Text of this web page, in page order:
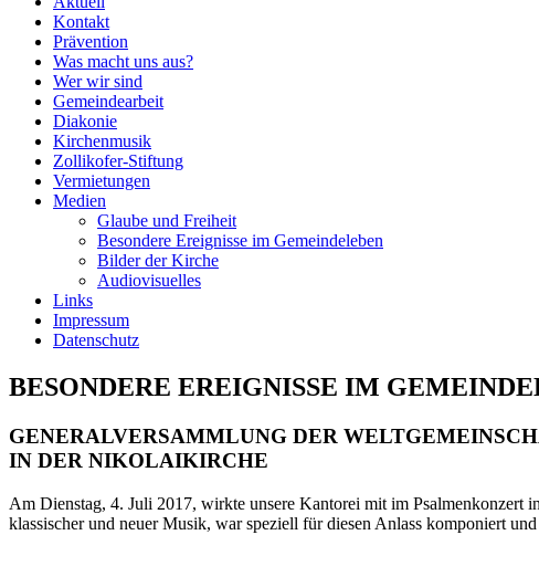
Kontakt
Prävention
Was macht uns aus?
Wer wir sind
Gemeindearbeit
Diakonie
Kirchenmusik
Zollikofer-Stiftung
Vermietungen
Medien
Glaube und Freiheit
Besondere Ereignisse im Gemeindeleben
Bilder der Kirche
Audiovisuelles
Links
Impressum
Datenschutz
BESONDERE EREIGNISSE IM
GENERALVERSAMMLUNG DER
IN DER NIKOLAIKIRCHE
Am Dienstag, 4. Juli 2017, wirkte unsere Kantorei mit im Psalmenkonzert
klassischer und neuer Musik, war speziell für diesen Anlass komponiert